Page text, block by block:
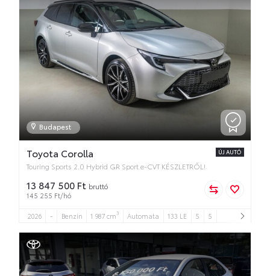
Budapest
Toyota Corolla
Touring Sports 2.0 Hybrid GR Sport e-CVT KÉSZLETRŐL!
ÚJ AUTÓ
13 847 500 Ft bruttó
145 255 Ft/hó
2026 - Benzin 1 987 cm3 Automata 133 LE 5 5